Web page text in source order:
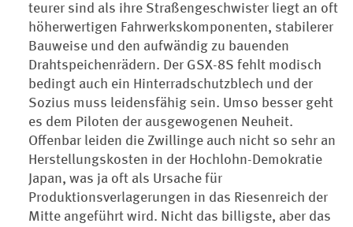
teurer sind als ihre Straßengeschwister liegt an oft
höherwertigen Fahrwerkskomponenten, stabilerer
Bauweise und den aufwändig zu bauenden
Drahtspeichenrädern. Der GSX-8S fehlt modisch
bedingt auch ein Hinterradschutzblech und der
Sozius muss leidensfähig sein. Umso besser geht
es dem Piloten der ausgewogenen Neuheit.
Offenbar leiden die Zwillinge auch nicht so sehr an
Herstellungskosten in der Hochlohn-Demokratie
Japan, was ja oft als Ursache für
Produktionsverlagerungen in das Riesenreich der
Mitte angeführt wird. Nicht das billigste, aber das